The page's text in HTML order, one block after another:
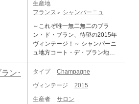
ゼルナッツやモカなどの香ばし
いフレーバーを纏います。 この
一瞬、サロンはオーク樽でベー
スワインの醸造を行っていただ
ろうかと考え込むほどだが、サ
ロンは今日、すべてステンレス
発酵は恣意的に行わず、デゴル
ジュマン時のドザージュ（糖分
サロンは、他のブランドのプレ
ンパーニュとしてサロンを選抜
しました。このシャンパーニュ
は、シャルドネ種のみでつくら
れるという、当時にしては非常
にめずらしい特性を持ち合わせ
ていました。第一次世界大戦以
ーニュを手がけるメゾンは皆無
メ・サロンは、ブラン・ド・ブ
ランの先駆者となったのです。 1
眠り続けています。これは、継
承を尊重するメゾンの信念を表
産されたヴィンテージの数が、
わずか37。これはワイン界では
異例の数といえるでしょう。 19
05年、ブラン・ド・ブランが誕
生します。サロンのシャンパー
ニュは、たちまち流行最先端の
スポットに登場します。ベル・
エポック時代に大繁盛していた
レストラン「マキシム」を筆頭
単一ブドウ品種（シャルドネ）
で造ったヴィンテージワインで
した。シャンパーニュはノンヴ
ィンテージであることが主流で
すが、サロンには必ずヴィンテ
ージが入り、その上ブドウが最
【稀少性と特性】 サロンの方針
によって、これまでに瓶詰めさ
ンテージが、メニルのセラーで
生産地
フランス
シャンパーニュ
～これぞ唯一無二無二のブラ
ン・ド・ブラン、待望の2015年
ヴィンテージ！～ シャンパーニ
ュ地方コート・デ・ブラン地区
を代表する銘品してその名を世
に轟かす「サロン」。単一年、
を貫き、ル・メニル・シュー
ル・オジェ村のシャルドネのみ
ン･
タイプ
Champagne
ヴィンテージ
2015
生産者
サロン